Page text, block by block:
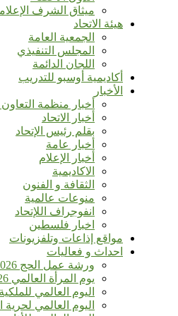
ميثاق الشرف
هيئة الاتحاد
الجمعية العامة
المجلس التنفيذي
اللجان الدائمة
أكاديمية أوسبو للتدريب
الأخبار
أخبار منظمة
أخبار الاتحاد
بقلم رئيس الإتحاد
أخبار عامة
أخبار الإعلام
الاكاديمية
الثقافة و الفنون
منوعات عالمية
انفوجراف اللإتحاد
اخبار فلسطين
مواقع إذاعات وتلفزيونات
احداث و فعاليات
ورشة عمل الحج 2026
يوم المرأة العالمي 2026
اليوم العالمي للملكية
اليوم العالمي لحرية